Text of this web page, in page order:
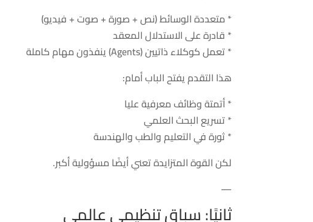
* متعددة الوسائط (نص + صورة + صوت + فيديو)
* قادرة على الاستدلال المعقد
* تعمل كوكلاء ذاتيين (Agents) ينفذون مهام كاملة
هذا التقدم يفتح الباب أمام:
* أتمتة وظائف معرفية عليا
* تسريع البحث العلمي
* ثورة في التعليم والطب والهندسة
لكن القوة المتزايدة تعني أيضًا مسؤولية أكبر.
—
ثانيًا: سباق تنظيمي عالمي